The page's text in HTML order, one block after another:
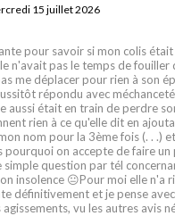
15 juillet 2026
pour savoir si mon colis
n'avait pas le temps de fouiller
me déplacer pour rien à son
répondu avec
aussi était en train de perdre
rien à ce qu'elle dit en
nom pour la 3ème fois (. . .)
pourquoi on accepte de faire
simple question par tél
insolence 😐Pour moi elle n'a
définitivement et je pense
vu les autres avis